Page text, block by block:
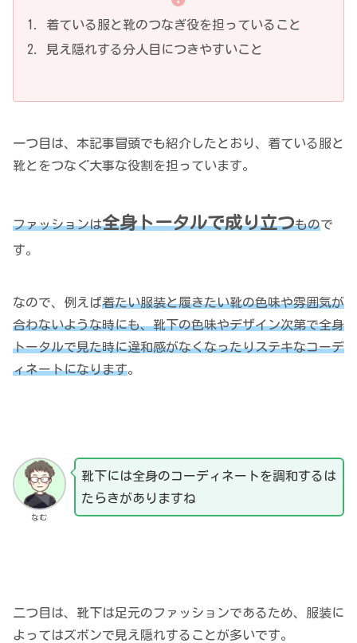
着ている服と靴のつなぎ役を担っていること
見え隠れする分人目につきやすいこと
一つ目は、本記事冒頭でも紹介したとおり、着ている服と
靴とをつなぐ大事な役割を担っています。
ファッションは全身トータルで成り立つもので
す。
なので、例えば着たい服装と履きたい靴の色味や雰囲気が
合わないような時にも、靴下の色味やデザイン次第で全身
トータルで見た時に違和感がなくなったりステキなコーデ
ィネートになります。
なむ
靴下には全身のコーディネートを調和するは
たらきがありますね
二つ目は、靴下は足元のファッションであるため、服装に
よってはズボンで見え隠れすることが多いです。